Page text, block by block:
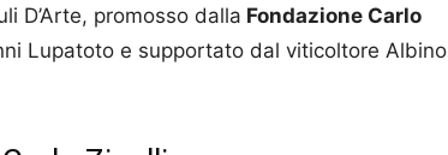
D’Arte, promosso dalla Fondazione Carlo
Lupatoto e supportato dal viticoltore Albino